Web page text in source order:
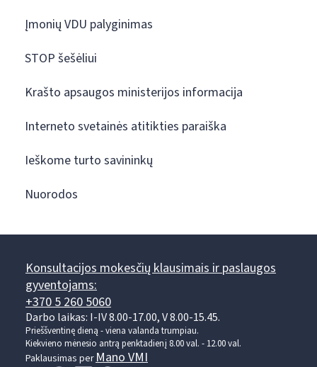
Įmonių VDU palyginimas
STOP šešėliui
Krašto apsaugos ministerijos informacija
Interneto svetainės atitikties paraiška
Ieškome turto savininkų
Nuorodos
Konsultacijos mokesčių klausimais ir paslaugos
gyventojams:
+370 5 260 5060
Darbo laikas: I-IV 8.00-17.00, V 8.00-15.45.
Prieššventinę dieną - viena valanda trumpiau.
Kiekvieno mėnesio antrą penktadienį 8.00 val. - 12.00 val.
Paklausimas perMano VMI